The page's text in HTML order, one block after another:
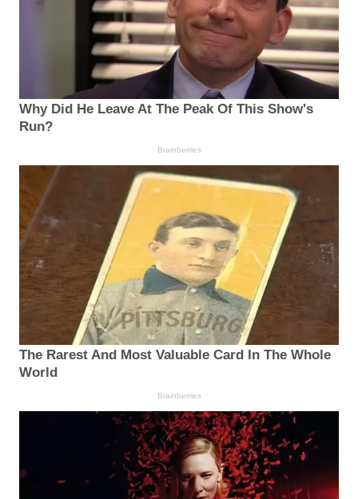
Why Did He Leave At The Peak Of This Show's
Run?
Brainberries
The Rarest And Most Valuable Card In The Whole
World
Brainberries